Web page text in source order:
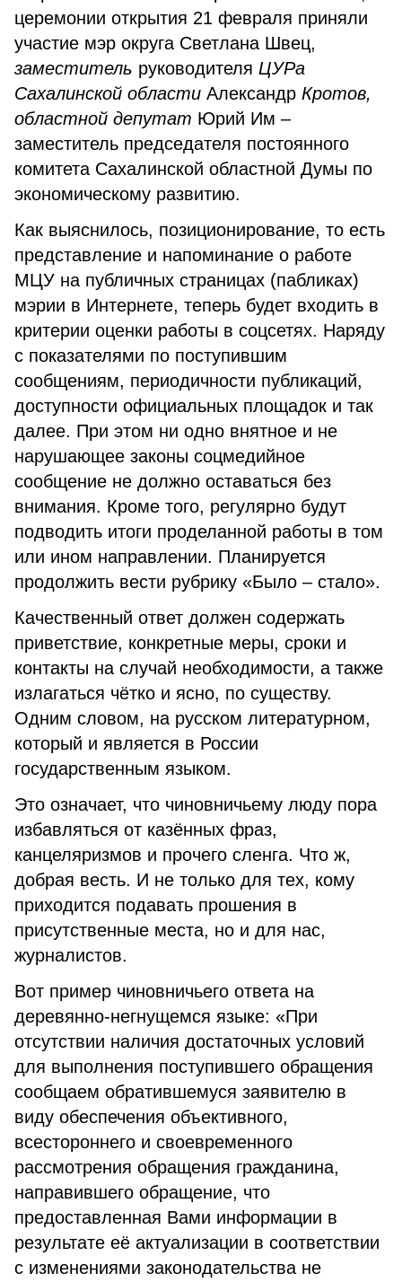
церемонии открытия 21 февраля приняли
участие мэр округа Светлана Швец,
заместитель руководителя ЦУРа
Сахалинской области Александр Кротов,
областной депутат Юрий Им –
заместитель председателя постоянного
комитета Сахалинской областной Думы по
экономическому развитию.
Как выяснилось, позиционирование, то есть
представление и напоминание о работе
МЦУ на публичных страницах (пабликах)
мэрии в Интернете, теперь будет входить в
критерии оценки работы в соцсетях. Наряду
с показателями по поступившим
сообщениям, периодичности публикаций,
доступности официальных площадок и так
далее. При этом ни одно внятное и не
нарушающее законы соцмедийное
сообщение не должно оставаться без
внимания. Кроме того, регулярно будут
подводить итоги проделанной работы в том
или ином направлении. Планируется
продолжить вести рубрику «Было – стало».
Качественный ответ должен содержать
приветствие, конкретные меры, сроки и
контакты на случай необходимости, а также
излагаться чётко и ясно, по существу.
Одним словом, на русском литературном,
который и является в России
государственным языком.
Это означает, что чиновничьему люду пора
избавляться от казённых фраз,
канцеляризмов и прочего сленга. Что ж,
добрая весть. И не только для тех, кому
приходится подавать прошения в
присутственные места, но и для нас,
журналистов.
Вот пример чиновничьего ответа на
деревянно-негнущемся языке: «При
отсутствии наличия достаточных условий
для выполнения поступившего обращения
сообщаем обратившемуся заявителю в
виду обеспечения объективного,
всестороннего и своевременного
рассмотрения обращения гражданина,
направившего обращение, что
предоставленная Вами информации в
результате её актуализации в соответствии
с изменениями законодательства не